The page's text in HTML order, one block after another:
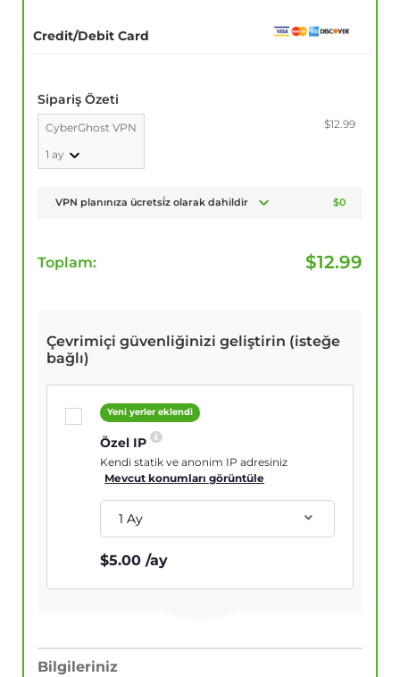
Credit/Debit Card
Sipariş Özeti
CyberGhost VPN
1 ay
$12.99
VPN planınıza ücretsi̇z olarak dahildir $0
Toplam: $12.99
Çevrimiçi güvenliğinizi geliştirin (isteğe
bağlı)
Yeni yerler eklendi
Özel IP
Kendi statik ve anonim IP adresiniz
Mevcut konumları görüntüle
1 Ay
$5.00 /ay
Bilgileriniz